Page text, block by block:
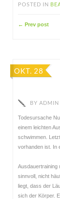
POSTED IN
← Prev post
OKT. 28
BY ADMIN
Todesursache
einem leichten
schwimmen.
vorhanden ist. In
Ausdauertraining
sinnvoll, nicht
liegt, dass der
sich der Körper.